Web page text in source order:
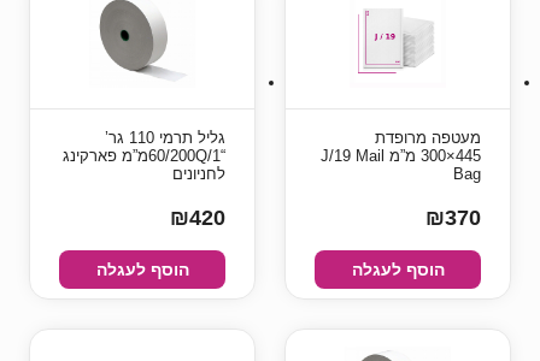
מעטפה מרופדת
445×300 מ”מ J/19 Mail
Bag
₪370
הוסף לעגלה
גליל תרמי 110 גר’
“60/200Q/1מ”מ פארקינג
לחניונים
₪420
הוסף לעגלה